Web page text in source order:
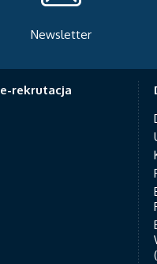
Plany zajęć
e-rekrutacja